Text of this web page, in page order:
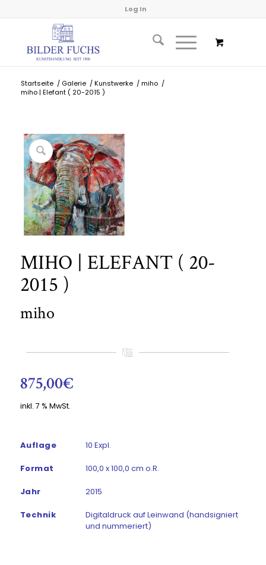
Log In
Startseite / Galerie / Kunstwerke / miho /
miho | Elefant ( 20-2015 )
MIHO | ELEFANT ( 20-
2015 )
miho
875,00€
inkl. 7 % MwSt.
Auflage 10 Expl.
Format 100,0 x 100,0 cm o.R.
Jahr 2015
Technik
Digitaldruck auf Leinwand (handsigniert
und nummeriert)